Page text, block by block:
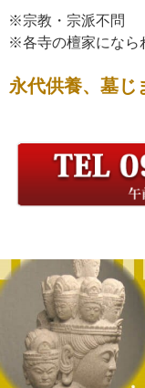
※宗教・宗派不問
※各寺の檀家になら
永代供養、墓じ